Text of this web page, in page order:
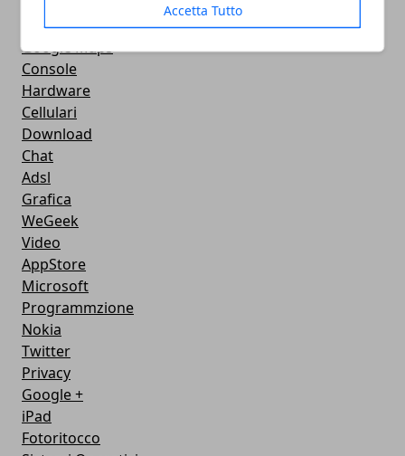
Accetta Tutto
FaceBook
Google Maps
Console
Hardware
Cellulari
Download
Chat
Adsl
Grafica
WeGeek
Video
AppStore
Microsoft
Programmzione
Nokia
Twitter
Privacy
Google +
iPad
Fotoritocco